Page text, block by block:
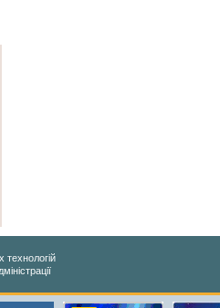
технологій